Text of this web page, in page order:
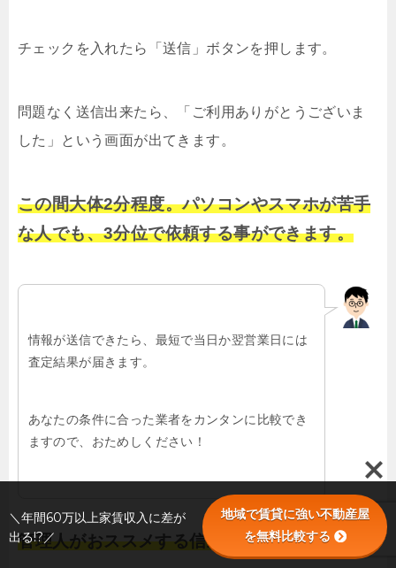
チェックを入れたら「送信」ボタンを押します。
問題なく送信出来たら、「ご利用ありがとうございま
した」という画面が出てきます。
この間大体2分程度。パソコンやスマホが苦手
な人でも、3分位で依頼する事ができます。
情報が送信できたら、最短で当日か翌営業日には
査定結果が届きます。
あなたの条件に合った業者をカンタンに比較でき
ますので、おためしください！
管理人がおススメする信頼できる業者を探せる
＼年間60万以上家賃収入に差が
出る!?／
地域で賃貸に強い不動産屋
を無料比較する